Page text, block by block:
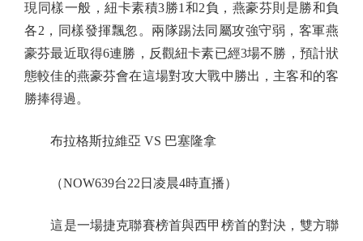
現同樣一般，紐卡素積3勝1和2負，燕豪芬則是勝和負
各2，同樣發揮飄忽。兩隊踢法同屬攻強守弱，客軍燕
豪芬最近取得6連勝，反觀紐卡素已經3場不勝，預計狀
態較佳的燕豪芬會在這場對攻大戰中勝出，主客和的客
勝捧得過。
布拉格斯拉維亞 VS 巴塞隆拿
（NOW639台22日凌晨4時直播）
這是一場捷克聯賽榜首與西甲榜首的對決，雙方聯